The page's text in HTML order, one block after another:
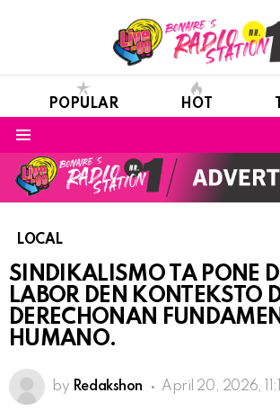
POPULAR HOT
LOCAL
SINDIKALISMO TA PONE
LABOR DEN KONTEKSTO
DERECHONAN
HUMANO.
by Redakshon April 20, 2026,